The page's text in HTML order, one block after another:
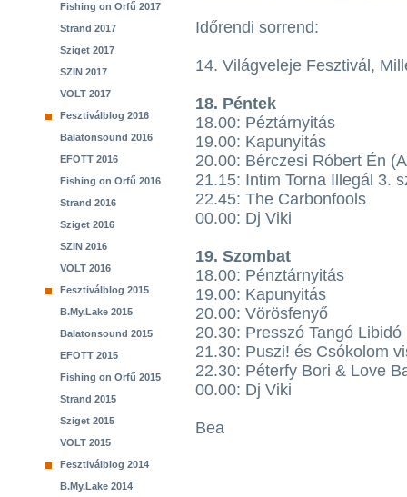
Fishing on Orfű 2017
Strand 2017
Sziget 2017
SZIN 2017
VOLT 2017
Fesztiválblog 2016
Balatonsound 2016
EFOTT 2016
Fishing on Orfű 2016
Strand 2016
Sziget 2016
SZIN 2016
VOLT 2016
Fesztiválblog 2015
B.My.Lake 2015
Balatonsound 2015
EFOTT 2015
Fishing on Orfű 2015
Strand 2015
Sziget 2015
VOLT 2015
Fesztiválblog 2014
B.My.Lake 2014
Időrendi sorrend:
14. Világveleje Fesztivál,
18. Péntek
18.00: Péztárnyitás
19.00: Kapunyitás
20.00: Bérczesi Róbert Én
21.15: Intim Torna Illegál 3.
22.45: The Carbonfools
00.00: Dj Viki
19. Szombat
18.00: Pénztárnyitás
19.00: Kapunyitás
20.00: Vörösfenyő
20.30: Presszó Tangó Libidó
21.30: Puszi! és Csókolom
22.30: Péterfy Bori & Love
00.00: Dj Viki
Bea